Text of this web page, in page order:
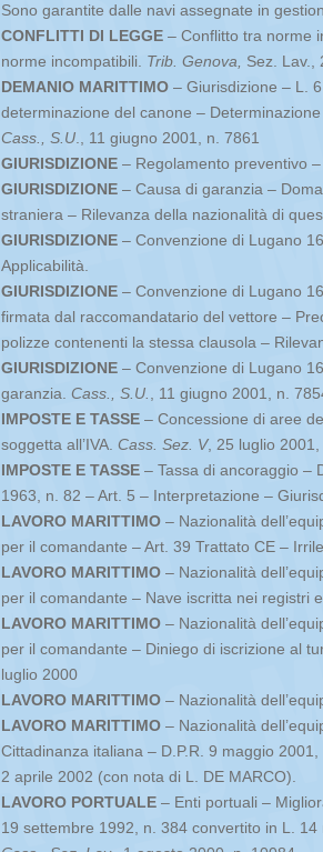
Sono garantite dalle navi assegnate in
CONFLITTI DI LEGGE – Conflitto tra norme
norme incompatibili. Trib. Genova,
Sez. Lav.,
DEMANIO MARITTIMO – Giurisdizione – L.
determinazione del canone –
Cass., S.U ., 11 giugno 2001, n. 7861
GIURISDIZIONE – Regolamento preventivo –
GIURISDIZIONE – Causa di garanzia –
straniera – Rilevanza della nazionalità di
GIURISDIZIONE – Convenzione di Lugano
Applicabilità.
GIURISDIZIONE – Convenzione di Lugano
firmata dal raccomandatario del vettore –
polizze contenenti la stessa clausola –
GIURISDIZIONE – Convenzione di Lugano
garanzia. Cass., S.U.
, 11 giugno 2001, n.
IMPOSTE E TASSE – Concessione di aree
soggetta all’IVA. Cass. Sez. V, 25 luglio
IMPOSTE E TASSE – Tassa di ancoraggio –
1963, n. 82 – Art. 5 – Interpretazione –
LAVORO MARITTIMO – Nazionalità
per il comandante – Art. 39 Trattato CE –
LAVORO MARITTIMO – Nazionalità
per il comandante – Nave iscritta nei registri
LAVORO MARITTIMO – Nazionalità
per il comandante – Diniego di iscrizione al
luglio 2000
LAVORO MARITTIMO – Nazionalità
LAVORO MARITTIMO – Nazionalità
Cittadinanza italiana – D.P.R. 9 maggio
2 aprile 2002 (con nota di L. DE MARCO).
LAVORO PORTUALE – Enti portuali –
19 settembre 1992, n. 384 convertito in L.